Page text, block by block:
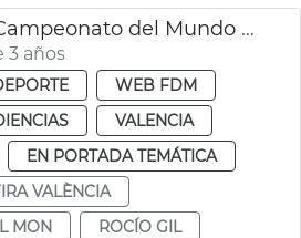
Presentación Campeonato del Mundo de Gimnasia Rítmica
3 años
WEB FDM
VALENCIA
EN PORTADA TEMÁTICA
VALÈNCIA
MON
ROCÍO GIL